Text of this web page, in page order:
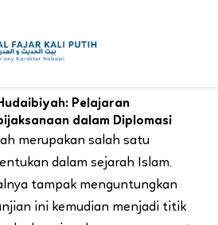
Pelajaran
dalam Diplomasi
merupakan salah satu
dalam sejarah Islam.
tampak menguntungkan
ini kemudian menjadi titik